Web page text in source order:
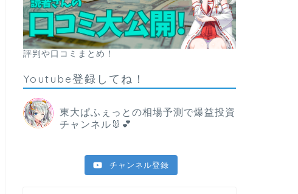
評判や口コミまとめ！
Youtube登録してね！
東大ぱふぇっとの相場予測で爆益投資
チャンネル🐰💕
チャンネル登録